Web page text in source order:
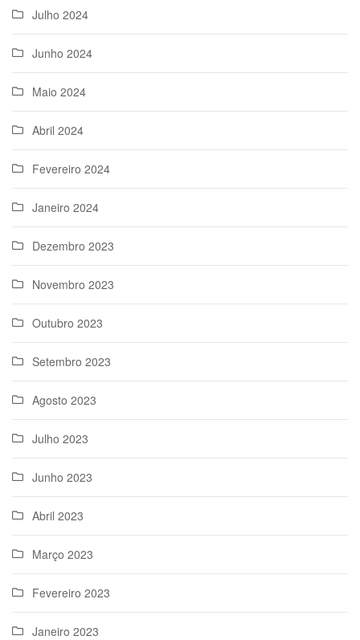
Julho 2024
Junho 2024
Maio 2024
Abril 2024
Fevereiro 2024
Janeiro 2024
Dezembro 2023
Novembro 2023
Outubro 2023
Setembro 2023
Agosto 2023
Julho 2023
Junho 2023
Abril 2023
Março 2023
Fevereiro 2023
Janeiro 2023